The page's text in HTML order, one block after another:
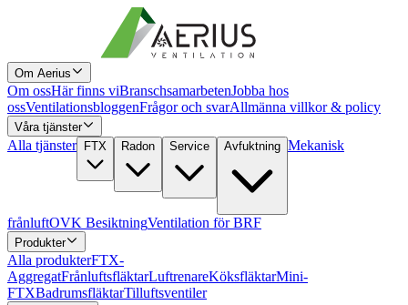
Om Aerius
Om ossHär finns viBranschsamarbetenJobba hos
ossVentilationsbloggenFrågor och svarAllmänna villkor & policy
Våra tjänster
Alla tjänster FTX Radon Service Avfuktning Mekanisk
frånluftOVK BesiktningVentilation för BRF
Produkter
Alla produkterFTX-
AggregatFrånluftsfläktarLuftrenareKöksfläktarMini-
FTXBadrumsfläktarTilluftsventiler